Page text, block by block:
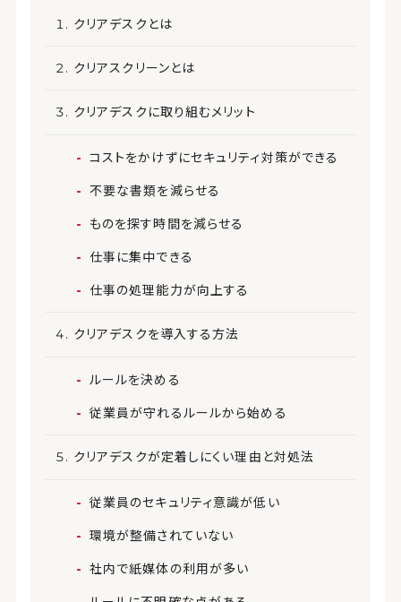
クリアデスクとは
クリアスクリーンとは
クリアデスクに取り組むメリット
コストをかけずにセキュリティ対策ができる
不要な書類を減らせる
ものを探す時間を減らせる
仕事に集中できる
仕事の処理能力が向上する
クリアデスクを導入する方法
ルールを決める
従業員が守れるルールから始める
クリアデスクが定着しにくい理由と対処法
従業員のセキュリティ意識が低い
環境が整備されていない
社内で紙媒体の利用が多い